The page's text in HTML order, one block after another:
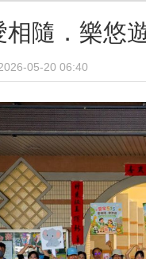
相隨．樂悠
05-20 06:40